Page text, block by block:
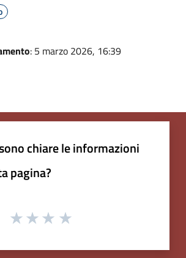
: 5 marzo 2026, 16:39
chiare le informazioni
pagina?